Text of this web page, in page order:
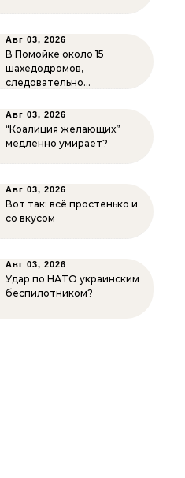
Авг 03, 2026
В Помойке около 15
шахедодромов,
следовательно…
Авг 03, 2026
“Коалиция желающих”
медленно умирает?
Авг 03, 2026
Вот так: всё простенько и
со вкусом
Авг 03, 2026
Удар по НАТО украинским
беспилотником?